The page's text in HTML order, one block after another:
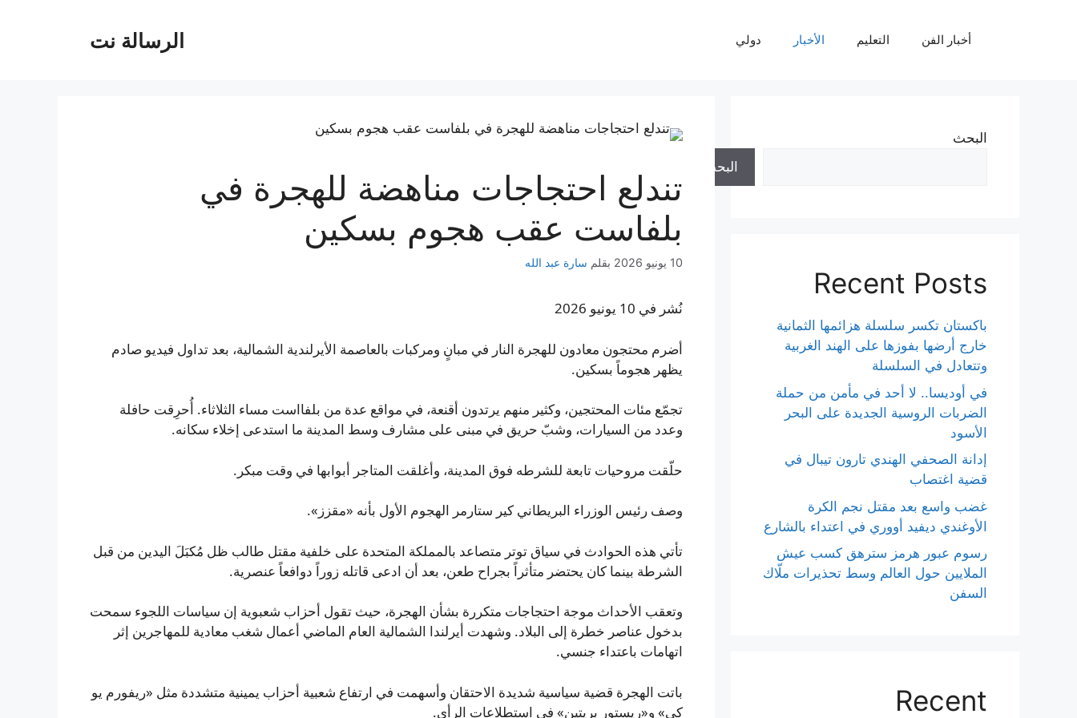
الرسالة نت أخبار الفن التعليم الأخبار دولي
تندلع احتجاجات مناهضة للهجرة في
بلفاست عقب هجوم بسكين
10 يونيو 2026 بقلم سارة عبد الله
نُشر في 10 يونيو 2026
أضرم محتجون معادون للهجرة النار في مبانٍ ومركبات بالعاصمة الأيرلندية الشمالية، بعد تداول فيديو صادم
يظهر هجوماً بسكين.
تجمّع مئات المحتجين، وكثير منهم يرتدون أقنعة، في مواقع عدة من بلفااست مساء الثلاثاء. أُحرِقت حافلة
وعدد من السيارات، وشبّ حريق في مبنى على مشارف وسط المدينة ما استدعى إخلاء سكانه.
حلّقت مروحيات تابعة للشرطه فوق المدينة، وأغلقت المتاجر أبوابها في وقت مبكر.
وصف رئيس الوزراء البريطاني كير ستارمر الهجوم الأول بأنه «مقزز».
تأتي هذه الحوادث في سياق توتر متصاعد بالمملكة المتحدة على خلفية مقتل طالب ظل مُكبَلَ اليدين من قبل
الشرطة بينما كان يحتضر متأثراً بجراح طعن، بعد أن ادعى قاتله زوراً دوافعاً عنصرية.
وتعقب الأحداث موجة احتجاجات متكررة بشأن الهجرة، حيث تقول أحزاب شعبوية إن سياسات اللجوء سمحت
بدخول عناصر خطرة إلى البلاد. وشهدت أيرلندا الشمالية العام الماضي أعمال شغب معادية للمهاجرين إثر
اتهامات باعتداء جنسي.
باتت الهجرة قضية سياسية شديدة الاحتقان وأسهمت في ارتفاع شعبية أحزاب يمينية متشددة مثل «ريفورم يو
كي» و«ريستور بريتين» في استطلاعات الرأي.
البحث
البحث
Recent Posts
باكستان تكسر سلسلة هزائمها الثمانية
خارج أرضها بفوزها على الهند الغربية
وتتعادل في السلسلة
في أوديسا.. لا أحد في مأمن من حملة
الضربات الروسية الجديدة على البحر
الأسود
إدانة الصحفي الهندي تارون تيبال في
قضية اغتصاب
غضب واسع بعد مقتل نجم الكرة
الأوغندي ديفيد أووري في اعتداء بالشارع
رسوم عبور هرمز سترهق كسب عيش
الملايين حول العالم وسط تحذيرات ملّاك
السفن
Recent